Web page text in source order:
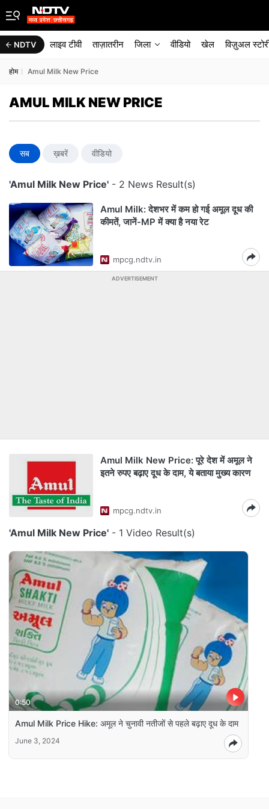
NDTV लाइव टीवी ताज़ातरीन जिला वीडियो खेल विज़ुअल
होम Amul Milk New Price
AMUL MILK NEW PRICE
सब ख़बरें वीडियो
'Amul Milk New Price' - 2 News Result(s)
Amul Milk: देशभर में कम हो गई अमूल दूध की
कीमतें, जानें-MP में क्या है नया रेट
mpcg.ndtv.in
ADVERTISEMENT
Amul Milk New Price: पूरे देश में अमूल ने
इतने रुपए बढ़ाए दूध के दाम, ये बताया मुख्य कारण
mpcg.ndtv.in
'Amul Milk New Price' - 1 Video Result(s)
0:50
Amul Milk Price Hike: अमूल ने चुनावी नतीजों से पहले बढ़ाए दूध के दाम
June 3, 2024